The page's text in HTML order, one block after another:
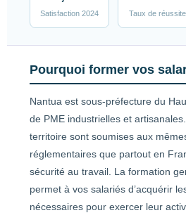
Satisfaction 2024 Taux de réussite
Pourquoi former vos
Nantua est sous-préfecture du
de PME industrielles et
territoire sont soumises aux
réglementaires que partout en
sécurité au travail. La formation
permet à vos salariés d’acquérir
nécessaires pour exercer leur